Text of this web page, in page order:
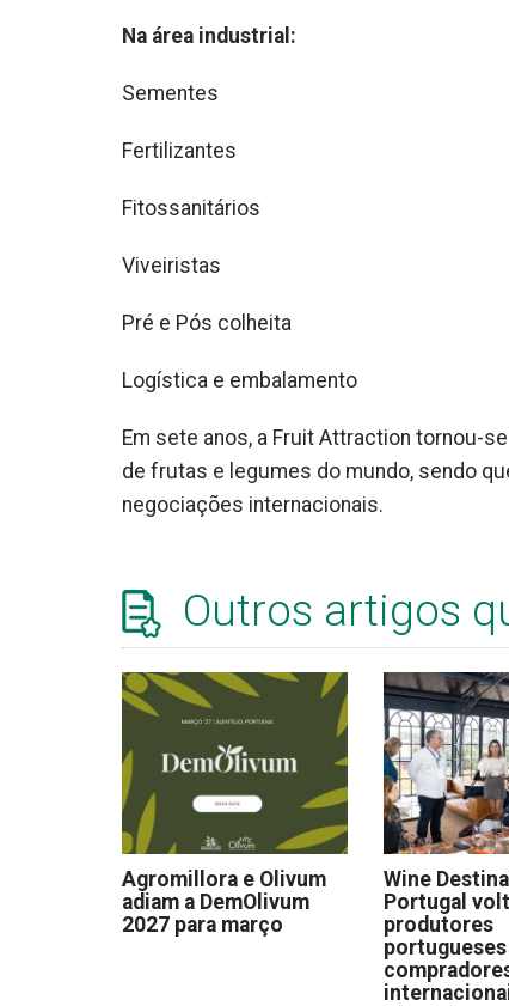
Na área industrial:
Sementes
Fertilizantes
Fitossanitários
Viveiristas
Pré e Pós colheita
Logística e embalamento
Em sete anos, a Fruit Attraction tornou-
de frutas e legumes do mundo, sendo
negociações internacionais.
Outros artigos
Agromillora e Olivum
adiam a DemOlivum
2027 para março
Wine
Portugal
produtores
portugueses